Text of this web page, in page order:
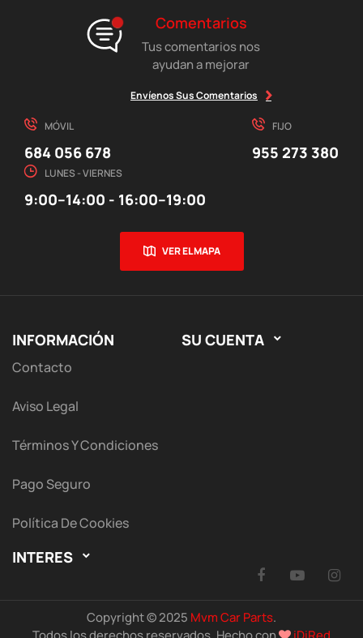
Comentarios
Tus comentarios nos
ayudan a mejorar
Envíenos Sus Comentarios
MÓVIL
684 056 678
FIJO
955 273 380
LUNES - VIERNES
9:00–14:00 - 16:00–19:00
VER EL MAPA
INFORMACIÓN
Contacto
Aviso Legal
Términos Y Condiciones
Pago Seguro
Política De Cookies
SU CUENTA 
INTERES 
Facebook
Copyright © 2025 Mvm Car Parts.